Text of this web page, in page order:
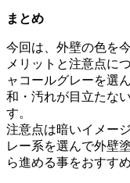
まとめ
今回は、 外壁の色を
メリットと注意点に
ャコールグレーを選
和・汚れが目立たな
注意点は暗いイメー
レー系を選んで外壁
ら進める事をおすす